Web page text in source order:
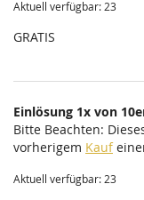
Aktuell verfügbar: 23
GRATIS
Einlösung 1x von
Bitte Beachten:
vorherigem Kauf
Aktuell verfügbar: 23